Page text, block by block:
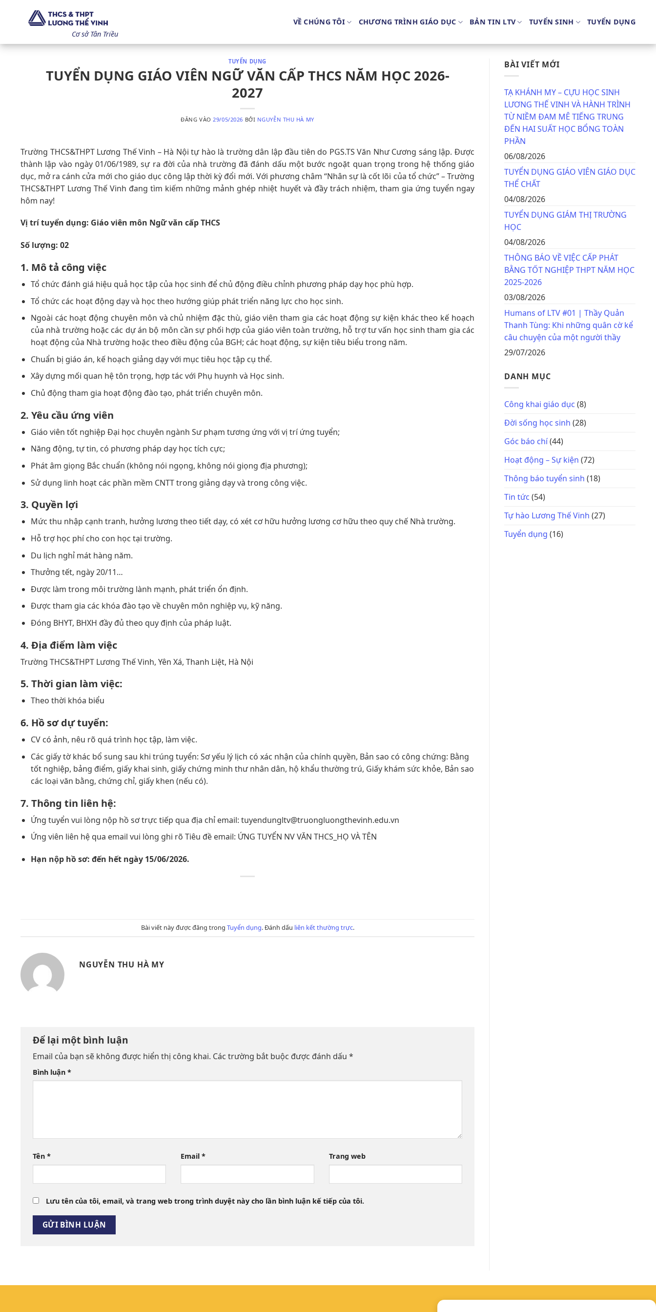
dung
Cơ sở Tân Triều
VỀ CHÚNG TÔI CHƯƠNG TRÌNH GIÁO DỤC BẢN TIN LTV TUYỂN SINH TUYỂN DỤNG
TUYỂN DỤNG
TUYỂN DỤNG GIÁO VIÊN NGỮ VĂN CẤP THCS NĂM HỌC 2026-
2027
ĐĂNG VÀO 29/05/2026 BỞI NGUYỄN THU HÀ MY
Trường THCS&THPT Lương Thế Vinh – Hà Nội tự hào là trường dân lập đầu tiên do PGS.TS Văn Như Cương sáng lập. Được
thành lập vào ngày 01/06/1989, sự ra đời của nhà trường đã đánh dấu một bước ngoặt quan trọng trong hệ thống giáo
dục, mở ra cánh cửa mới cho giáo dục công lập thời kỳ đổi mới. Với phương châm “Nhân sự là cốt lõi của tổ chức” – Trường
THCS&THPT Lương Thế Vinh đang tìm kiếm những mảnh ghép nhiệt huyết và đầy trách nhiệm, tham gia ứng tuyển ngay
hôm nay!
Vị trí tuyển dụng: Giáo viên môn Ngữ văn cấp THCS
Số lượng: 02
1. Mô tả công việc
Tổ chức đánh giá hiệu quả học tập của học sinh để chủ động điều chỉnh phương pháp dạy học phù hợp.
Tổ chức các hoạt động dạy và học theo hướng giúp phát triển năng lực cho học sinh.
Ngoài các hoạt động chuyên môn và chủ nhiệm đặc thù, giáo viên tham gia các hoạt động sự kiện khác theo kế hoạch
của nhà trường hoặc các dự án bộ môn cần sự phối hợp của giáo viên toàn trường, hỗ trợ tư vấn học sinh tham gia các
hoạt động của Nhà trường hoặc theo điều động của BGH; các hoạt động, sự kiện tiêu biểu trong năm.
Chuẩn bị giáo án, kế hoạch giảng dạy với mục tiêu học tập cụ thể.
Xây dựng mối quan hệ tôn trọng, hợp tác với Phụ huynh và Học sinh.
Chủ động tham gia hoạt động đào tạo, phát triển chuyên môn.
2. Yêu cầu ứng viên
Giáo viên tốt nghiệp Đại học chuyên ngành Sư phạm tương ứng với vị trí ứng tuyển;
Năng động, tự tin, có phương pháp dạy học tích cực;
Phát âm giọng Bắc chuẩn (không nói ngọng, không nói giọng địa phương);
Sử dụng linh hoạt các phần mềm CNTT trong giảng dạy và trong công việc.
3. Quyền lợi
Mức thu nhập cạnh tranh, hưởng lương theo tiết dạy, có xét cơ hữu hưởng lương cơ hữu theo quy chế Nhà trường.
Hỗ trợ học phí cho con học tại trường.
Du lịch nghỉ mát hàng năm.
Thưởng tết, ngày 20/11…
Được làm trong môi trường lành mạnh, phát triển ổn định.
Được tham gia các khóa đào tạo về chuyên môn nghiệp vụ, kỹ năng.
Đóng BHYT, BHXH đầy đủ theo quy định của pháp luật.
4. Địa điểm làm việc
Trường THCS&THPT Lương Thế Vinh, Yên Xá, Thanh Liệt, Hà Nội
5. Thời gian làm việc:
Theo thời khóa biểu
6. Hồ sơ dự tuyển:
CV có ảnh, nêu rõ quá trình học tập, làm việc.
Các giấy tờ khác bổ sung sau khi trúng tuyển: Sơ yếu lý lịch có xác nhận của chính quyền, Bản sao có công chứng: Bằng
tốt nghiệp, bảng điểm, giấy khai sinh, giấy chứng minh thư nhân dân, hộ khẩu thường trú, Giấy khám sức khỏe, Bản sao
các loại văn bằng, chứng chỉ, giấy khen (nếu có).
7. Thông tin liên hệ:
Ứng tuyển vui lòng nộp hồ sơ trực tiếp qua địa chỉ email: tuyendungltv@truongluongthevinh.edu.vn
Ứng viên liên hệ qua email vui lòng ghi rõ Tiêu đề email: ỨNG TUYỂN NV VĂN THCS_HỌ VÀ TÊN
Hạn nộp hồ sơ: đến hết ngày 15/06/2026.
Bài viết này được đăng trong Tuyển dụng. Đánh dấu liên kết thường trực.
NGUYỄN THU HÀ MY
Để lại một bình luận
Email của bạn sẽ không được hiển thị công khai. Các trường bắt buộc được đánh dấu *
Bình luận *
Tên * Email* Trang web
Lưu tên của tôi, email, và trang web trong trình duyệt này cho lần bình luận kế tiếp của tôi.
BÀI VIẾT MỚI
TẠ KHÁNH MY – CỰU HỌC SINH
LƯƠNG THẾ VINH VÀ HÀNH TRÌNH
TỪ NIỀM ĐAM MÊ TIẾNG TRUNG
ĐẾN HAI SUẤT HỌC BỔNG TOÀN
PHẦN
06/08/2026
TUYỂN DỤNG GIÁO VIÊN GIÁO DỤC
THỂ CHẤT
04/08/2026
TUYỂN DỤNG GIÁM THỊ TRƯỜNG
HỌC
04/08/2026
THÔNG BÁO VỀ VIỆC CẤP PHÁT
BẰNG TỐT NGHIỆP THPT NĂM HỌC
2025-2026
03/08/2026
Humans of LTV #01 | Thầy Quản
Thanh Tùng: Khi những quân cờ kể
câu chuyện của một người thầy
29/07/2026
DANH MỤC
Công khai giáo dục (8)
Đời sống học sinh (28)
Góc báo chí(44)
Hoạt động – Sự kiện (72)
Thông báo tuyển sinh (18)
Tin tức (54)
Tự hào Lương Thế Vinh (27)
Tuyển dụng (16)